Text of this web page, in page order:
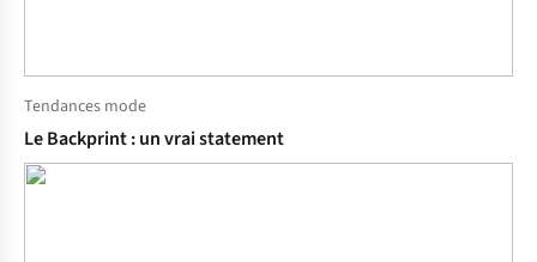
Tendances mode
Le Backprint : un vrai statement